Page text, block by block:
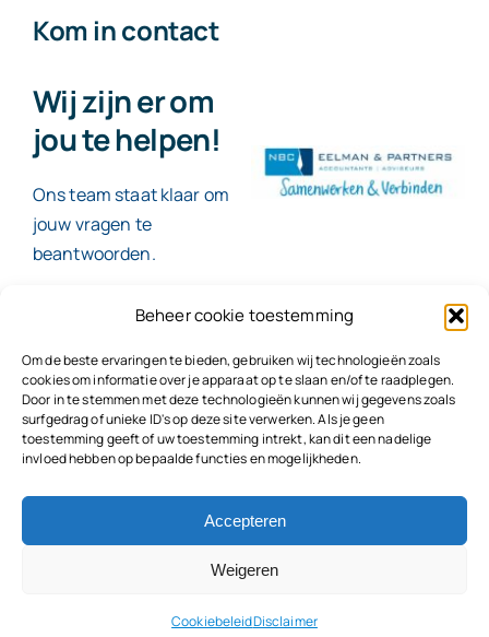
Beheer cookie toestemming
Om de beste ervaringen te bieden, gebruiken wij technologieën zoals
cookies om informatie over je apparaat op te slaan en/of te raadplegen.
Door in te stemmen met deze technologieën kunnen wij gegevens zoals
surfgedrag of unieke ID's op deze site verwerken. Als je geen
toestemming geeft of uw toestemming intrekt, kan dit een nadelige
invloed hebben op bepaalde functies en mogelijkheden.
Accepteren
Weigeren
CookiebeleidDisclaimer
Kom in contact
Wij zijn er om
jou te helpen!
Ons team staat klaar om
jouw vragen te
beantwoorden.
Contact
© 2026NBC Eelman & Partners |KvK: 78187591
Algemene voorwaarden|Disclaimer | Copyright |
Terug naar boven